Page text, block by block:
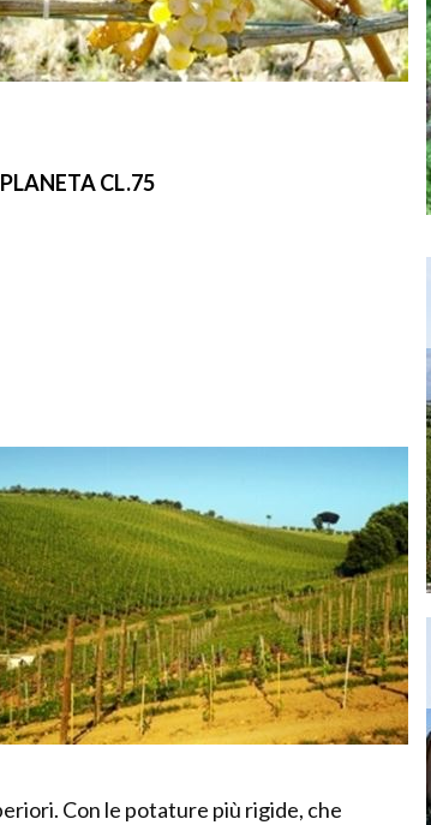
CL.75
Con le potature più rigide, che